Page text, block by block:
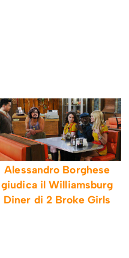
Alessandro Borghese
giudica il Williamsburg
Diner di 2 Broke Girls